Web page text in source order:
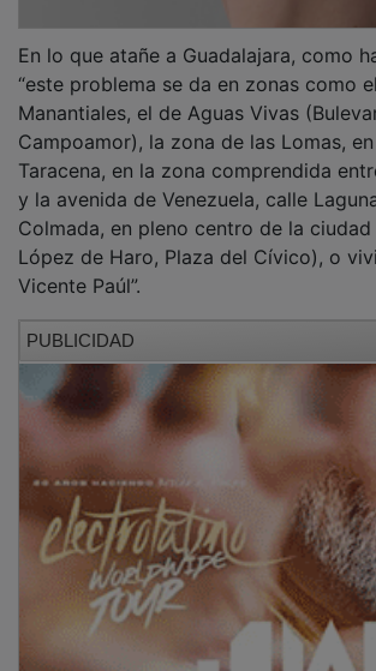
“este problema se da en zonas como
Manantiales, el de Aguas Vivas
Campoamor), la zona de las Lomas, en
Taracena, en la zona comprendida
y la avenida de Venezuela, calle
Colmada, en pleno centro de la ciudad
López de Haro, Plaza del Cívico), o
Vicente Paúl”.